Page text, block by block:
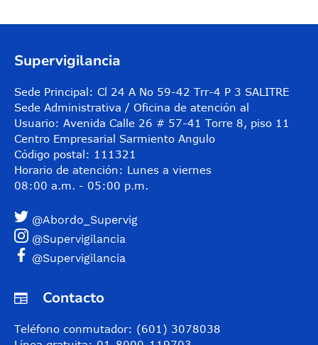
Supervigilancia
Sede Principal: Cl 24 A No 59-42 Trr-4 P 3 SALITRE
Sede Administrativa / Oficina de atención al
Usuario: Avenida Calle 26 # 57-41 Torre 8, piso 11
Centro Empresarial Sarmiento Angulo
Código postal: 111321
Horario de atención: Lunes a viernes
08:00 a.m. - 05:00 p.m.
@Abordo_Supervig
@Supervigilancia
@Supervigilancia
Contacto
Teléfono conmutador: (601) 3078038